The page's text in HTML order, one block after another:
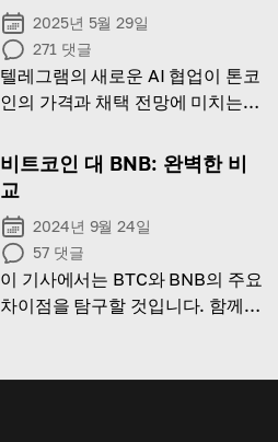
2025년 5월 29일
271 댓글
텔레그램의 새로운 AI 협업이 톤코
인의 가격과 채택 전망에 미치는
비트코인 대 BNB: 완벽한 비
교
2024년 9월 24일
57 댓글
이 기사에서는 BTC와 BNB의 주요
차이점을 탐구할 것입니다. 함께